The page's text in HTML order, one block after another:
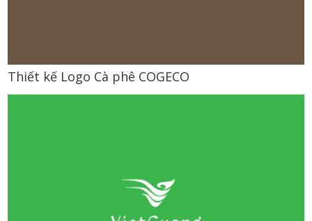
Thiết kế Logo Cà phê COGECO